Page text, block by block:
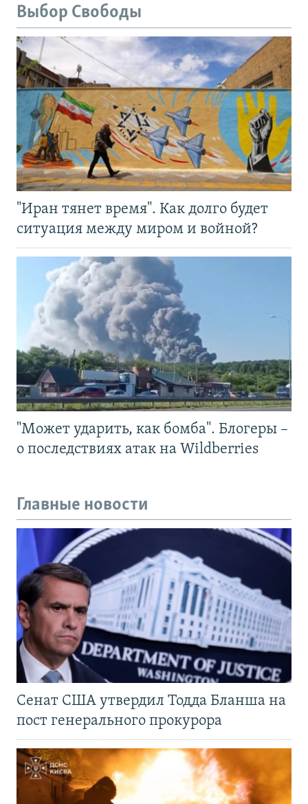
Выбор Свободы
"Иран тянет время". Как долго будет
ситуация между миром и войной?
"Может ударить, как бомба". Блогеры –
о последствиях атак на Wildberries
Главные новости
Сенат США утвердил Тодда Бланша на
пост генерального прокурора